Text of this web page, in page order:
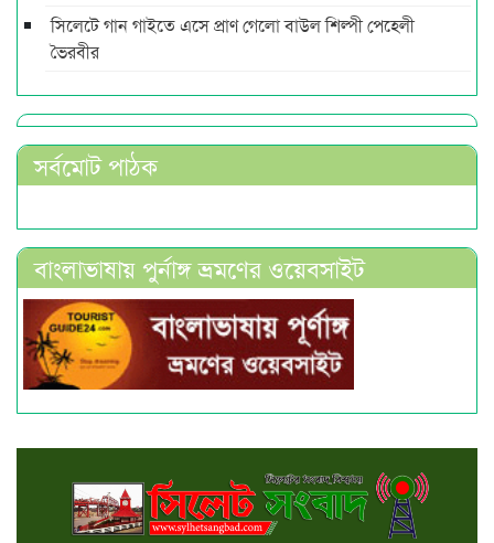
সিলেটে গান গাইতে এসে প্রাণ গেলো বাউল শিল্পী পেহেলী
ভৈরবীর
সর্বমোট পাঠক
বাংলাভাষায় পুর্নাঙ্গ ভ্রমণের ওয়েবসাইট